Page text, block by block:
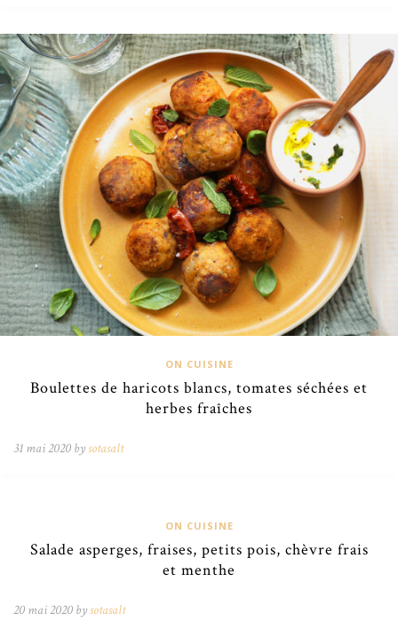
ON CUISINE
Boulettes de haricots blancs, tomates séchées et
herbes fraîches
31 mai 2020 bysotasalt
ON CUISINE
Salade asperges, fraises, petits pois, chèvre frais
et menthe
20 mai 2020 bysotasalt